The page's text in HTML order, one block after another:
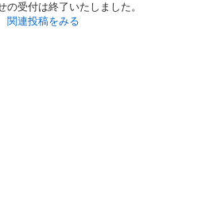
の受付は終了いたしました。
関連投稿をみる